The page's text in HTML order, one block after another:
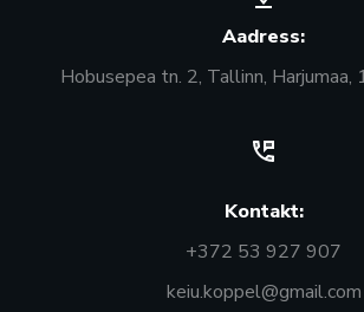
Aadress:
Hobusepea tn. 2, Tallinn,
Kontakt:
+372 53 927 907
keiu.koppel@gmail.com